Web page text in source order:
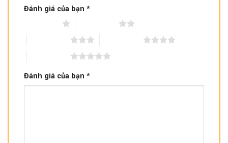
Đánh giá của bạn *
Đánh giá của bạn *